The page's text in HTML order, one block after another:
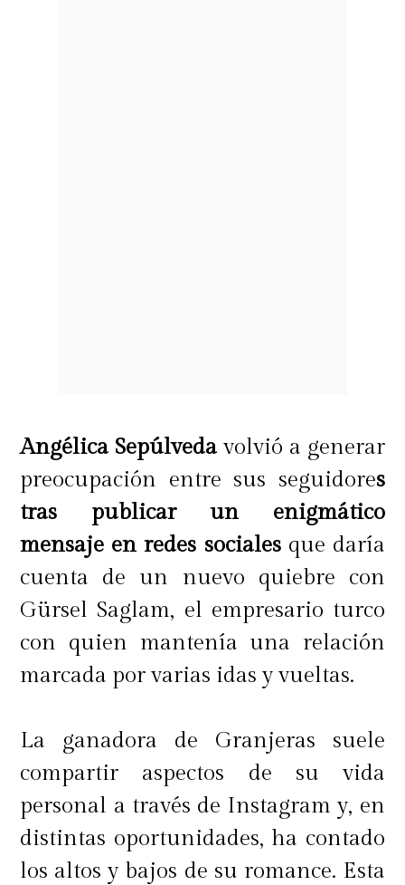
Angélica Sepúlvedavolvió a generar
preocupación entre sus seguidores
tras publicar un enigmático
mensaje en redes socialesque daría
cuenta de un nuevo quiebre con
Gürsel Saglam, el empresario turco
con quien mantenía una relación
marcada por varias idas y vueltas.
La ganadora de Granjeras suele
compartir aspectos de su vida
personal a través de Instagram y, en
distintas oportunidades, ha contado
los altos y bajos de su romance. Esta